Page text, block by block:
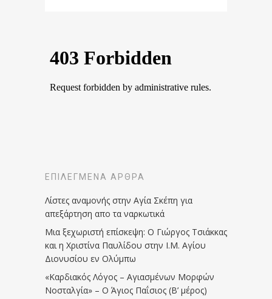
ΕΠΙΛΕΓΜΈΝΑ ΆΡΘΡΑ
Λίστες αναμονής στην Αγία Σκέπη για
απεξάρτηση απο τα ναρκωτικά
Μια ξεχωριστή επίσκεψη: Ο Γιώργος Τσιάκκας
και η Χριστίνα Παυλίδου στην Ι.Μ. Αγίου
Διονυσίου εν Ολύμπω
«Καρδιακός Λόγος – Αγιασμένων Μορφών
Νοσταλγία» – Ο Άγιος Παΐσιος (Β’ μέρος)